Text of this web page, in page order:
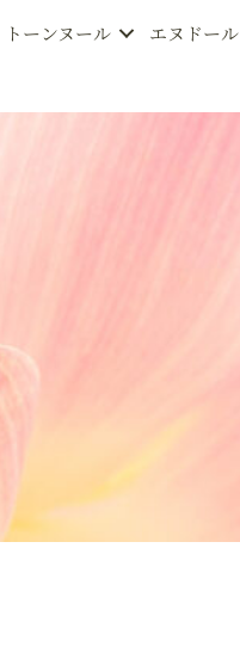
トーンヌール エヌドール